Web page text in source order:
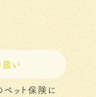
い
ペット保険に